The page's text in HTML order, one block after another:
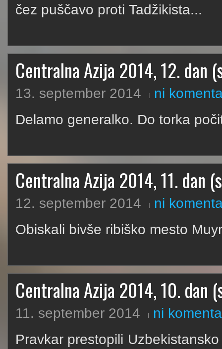
čez puščavo proti Tadžikista...
Centralna Azija 2014, 12. dan
13. september 2014
ni
Delamo generalko. Do torka
Centralna Azija 2014, 11. dan
12. september 2014
ni
Obiskali bivše ribiško mesto
Centralna Azija 2014, 10. dan
11. september 2014
ni
Pravkar prestopili